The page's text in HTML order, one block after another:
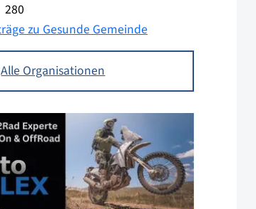
280
zu Gesunde Gemeinde
Alle Organisationen